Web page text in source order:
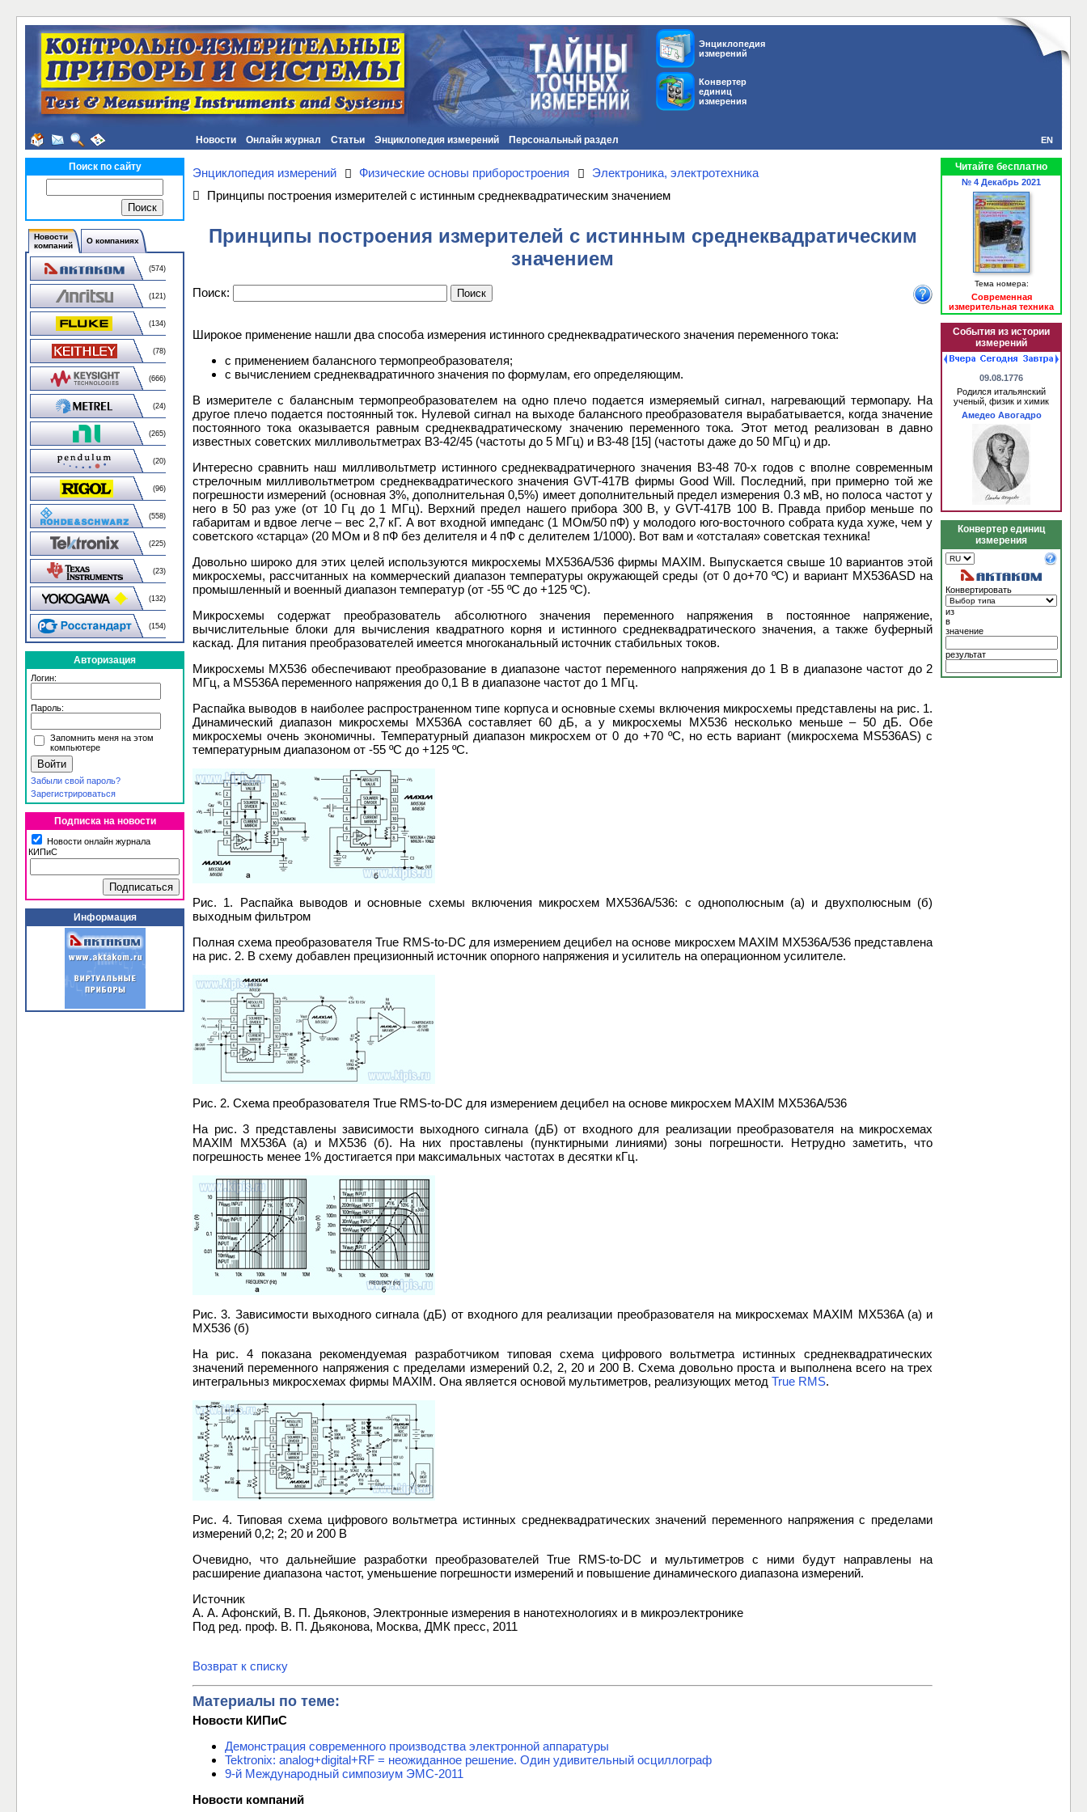
Энциклопедия
измерений
Конвертер
единиц
измерения
Новости Онлайн журнал Статьи Энциклопедия измерений Персональный раздел EN
Поиск по сайту
Новости
компаний
О компаниях
(574)
(121)
(134)
(78)
(666)
(24)
(265)
(20)
(96)
(558)
(225)
(23)
(132)
(154)
Авторизация
Логин:
Пароль:
Запомнить меня на этом
компьютере
Забыли свой пароль?
Зарегистрироваться
Подписка на новости
Новости онлайн журнала
КИПиС
Информация
Энциклопедия измерений Физические основы приборостроения
Электроника, электротехника
Принципы построения измерителей с истинным среднеквадратическим значением
Принципы построения измерителей с истинным среднеквадратическим
значением
Поиск:
Широкое применение нашли два способа измерения истинного среднеквадратического значения переменного тока:
с применением балансного термопреобразователя;
с вычислением среднеквадратичного значения по формулам, его определяющим.
В измерителе с балансным термопреобразователем на одно плечо подается измеряемый сигнал, нагревающий термопару. На
другое плечо подается постоянный ток. Нулевой сигнал на выходе балансного преобразователя вырабатывается, когда значение
постоянного тока оказывается равным среднеквадратическому значению переменного тока. Этот метод реализован в давно
известных советских милливольтметрах B3-42/45 (частоты до 5 МГц) и B3-48 [15] (частоты даже до 50 МГц) и др.
Интересно сравнить наш милливольтметр истинного среднеквадратичерного значения B3-48 70-х годов с вполне современным
стрелочным милливольтметром среднеквадратического значения GVT-417B фирмы Good Will. Последний, при примерно той же
погрешности измерений (основная 3%, дополнительная 0,5%) имеет дополнительный предел измерения 0.3 мВ, но полоса частот у
него в 50 раз уже (от 10 Гц до 1 МГц). Верхний предел нашего прибора 300 В, у GVT-417B 100 В. Правда прибор меньше по
габаритам и вдвое легче – вес 2,7 кГ. А вот входной импеданс (1 МОм/50 пФ) у молодого юго-восточного собрата куда хуже, чем у
советского «старца» (20 МОм и 8 пФ без делителя и 4 пФ с делителем 1/1000). Вот вам и «отсталая» советская техника!
Довольно широко для этих целей используются микросхемы MX536A/536 фирмы MAXIM. Выпускается свыше 10 вариантов этой
микросхемы, рассчитанных на коммерческий диапазон температуры окружающей среды (от 0 до+70 ºС) и вариант MX536ASD на
промышленный и военный диапазон температур (от -55 ºС до +125 ºС).
Микросхемы содержат преобразователь абсолютного значения переменного напряжения в постоянное напряжение,
вычислительные блоки для вычисления квадратного корня и истинного среднеквадратического значения, а также буферный
каскад. Для питания преобразователей имеется многоканальный источник стабильных токов.
Микросхемы MX536 обеспечивают преобразование в диапазоне частот переменного напряжения до 1 В в диапазоне частот до 2
МГц, а MS536A переменного напряжения до 0,1 В в диапазоне частот до 1 МГц.
Распайка выводов в наиболее распространенном типе корпуса и основные схемы включения микросхемы представлены на рис. 1.
Динамический диапазон микросхемы MX536A составляет 60 дБ, а у микросхемы MX536 несколько меньше – 50 дБ. Обе
микросхемы очень экономичны. Температурный диапазон микросхем от 0 до +70 ºС, но есть вариант (микросхема MS536AS) с
температурным диапазоном от -55 ºС до +125 ºС.
Рис. 1. Распайка выводов и основные схемы включения микросхем MX536A/536: с однополюсным (а) и двухполюсным (б)
выходным фильтром
Полная схема преобразователя True RMS-to-DC для измерением децибел на основе микросхем MAXIM MX536A/536 представлена
на рис. 2. В схему добавлен прецизионный источник опорного напряжения и усилитель на операционном усилителе.
Рис. 2. Схема преобразователя True RMS-to-DC для измерением децибел на основе микросхем MAXIM MX536A/536
На рис. 3 представлены зависимости выходного сигнала (дБ) от входного для реализации преобразователя на микросхемах
MAXIM MX536A (а) и MX536 (б). На них проставлены (пунктирными линиями) зоны погрешности. Нетрудно заметить, что
погрешность менее 1% достигается при максимальных частотах в десятки кГц.
Рис. 3. Зависимости выходного сигнала (дБ) от входного для реализации преобразователя на микросхемах MAXIM MX536A (а) и
MX536 (б)
На рис. 4 показана рекомендуемая разработчиком типовая схема цифрового вольтметра истинных среднеквадратических
значений переменного напряжения с пределами измерений 0.2, 2, 20 и 200 В. Схема довольно проста и выполнена всего на трех
интегральныз микросхемах фирмы MAXIM. Она является основой мультиметров, реализующих метод True RMS.
Рис. 4. Типовая схема цифрового вольтметра истинных среднеквадратических значений переменного напряжения с пределами
измерений 0,2; 2; 20 и 200 В
Очевидно, что дальнейшие разработки преобразователей True RMS-to-DC и мультиметров с ними будут направлены на
расширение диапазона частот, уменьшение погрешности измерений и повышение динамического диапазона измерений.
Источник
А. А. Афонский, В. П. Дьяконов, Электронные измерения в нанотехнологиях и в микроэлектронике
Под ред. проф. В. П. Дьяконова, Москва, ДМК пресс, 2011
Возврат к списку
Материалы по теме:
Новости КИПиС
Демонстрация современного производства электронной аппаратуры
Tektronix: analog+digital+RF = неожиданное решение. Один удивительный осциллограф
9-й Международный симпозиум ЭМС-2011
Новости компаний
Читайте бесплатно
№ 4 Декабрь 2021
Тема номера:
Современная
измерительная техника
События из истории
измерений
09.08.1776
Родился итальянский
ученый, физик и химик
Амедео Авогадро
Конвертер единиц
измерения
Конвертировать
из
в
значение
результат